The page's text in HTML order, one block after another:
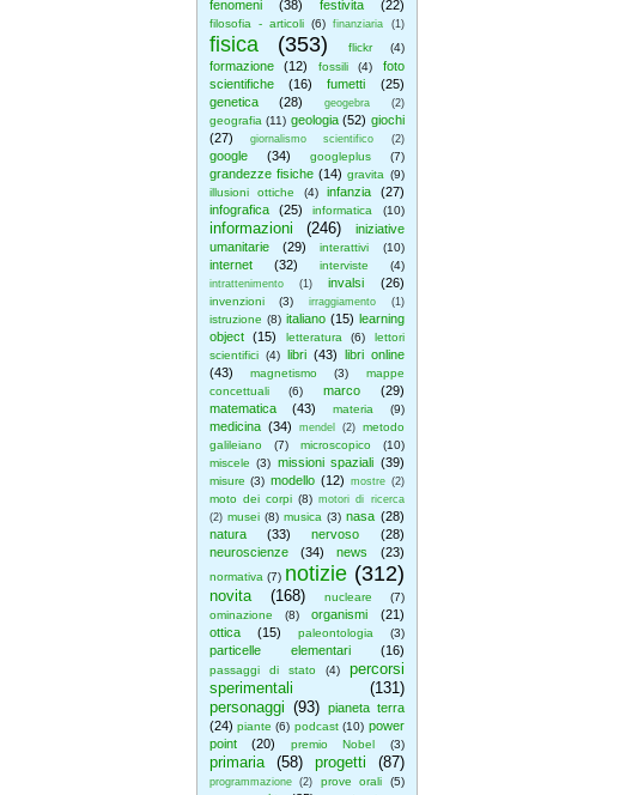
fenomeni (38) festivita (22)
filosofia - articoli (6) finanziaria (1)
fisica (353) flickr (4)
formazione (12) fossili (4)
foto
scientifiche
(16) fumetti
(25)
genetica
(28) geogebra (2)
geografia (11) geologia (52) giochi
(27)
giornalismo scientifico (2)
google (34) googleplus (7)
grandezze fisiche (14) gravita (9)
illusioni ottiche
(4) infanzia
(27)
infografica
(25) informatica (10)
informazioni (246)
iniziative
umanitarie
(29) interattivi (10)
internet (32) interviste (4)
intrattenimento (1) invalsi (26)
invenzioni (3) irraggiamento (1)
istruzione (8) italiano (15) learning
object
(15) letteratura (6)
lettori
scientifici (4) libri (43) libri online
(43)
magnetismo (3)
mappe
concettuali
(6) marco
(29)
matematica
(43) materia (9)
medicina (34) mendel (2)
metodo
galileiano
(7) microscopico
(10)
miscele (3) missioni spaziali (39)
misure (3) modello (12) mostre (2)
moto dei corpi (8) motori di ricerca
(2) musei (8) musica (3) nasa (28)
natura
(33) nervoso
(28)
neuroscienze
(34) news (23)
normativa (7) notizie (312)
novita (168) nucleare
(7)
ominazione
(8) organismi
(21)
ottica
(15) paleontologia (3)
particelle elementari (16)
passaggi di stato (4)
percorsi
sperimentali
(131)
personaggi (93)
pianeta terra
(24) piante (6) podcast (10) power
point
(20) premio Nobel (3)
primaria (58) progetti (87)
programmazione (2) prove orali (5)